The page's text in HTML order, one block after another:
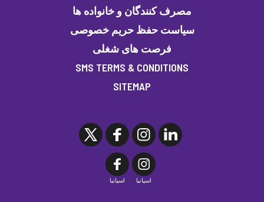
مصرف کنندگان و خانواده ها
سیاست حفظ حریم خصوصی
فرصت های شغلی
SMS TERMS & CONDITIONS
SITEMAP
اسپانیا اسپانیا